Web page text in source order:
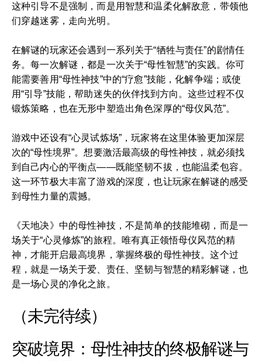
这种引导不是强制，而是用智慧和温柔化解敌意，带领他
们穿越迷雾，走向光明。
在解谜的玩家还会遇到一系列关于“牺牲与责任”的剧情任
务。每一次解谜，都是一次关于“母性智慧”的实践。你可
能需要善用“母性神技”中的“疗愈”技能，化解争端；或使
用“引导”技能，帮助迷失的伙伴找到方向。这些过程不仅
锻炼策略，也在无形中塑造出角色深厚的“母仪风范”。
游戏中还设有“心灵试炼场”，玩家将在这里体验更加深层
次的“母性境界”。想要激活最高级的母性神技，就必须找
到自己内心的平衡点——既能坚韧不拔，也能温柔包容。
这一环节极大丰富了游戏的深度，也让玩家在解谜的感受
到母性力量的震撼。
《天地决》中的母性神技，不是简单的技能堆砌，而是一
场关于“心灵修炼”的旅程。唯有真正领悟母仪风范的精
神，才能开启最高境界，掌握终极的母性神技。这个过
程，就是一场关于爱、责任、坚韧与智慧的精彩解谜，也
是一场心灵的净化之旅。
（未完待续）
突破境界：母性神技的终极解谜与